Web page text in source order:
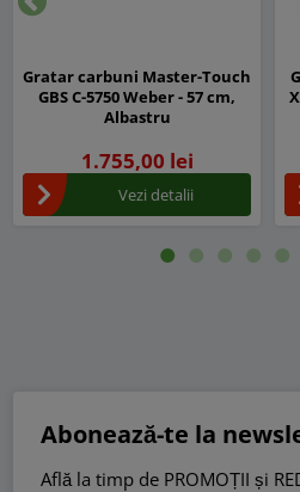
Gratar carbuni Master-Touch
GBS C-5750 Weber - 57 cm,
Albastru
1.755,00 lei
Vezi detalii
Abonează-te la
Află la timp de PROMOȚII și